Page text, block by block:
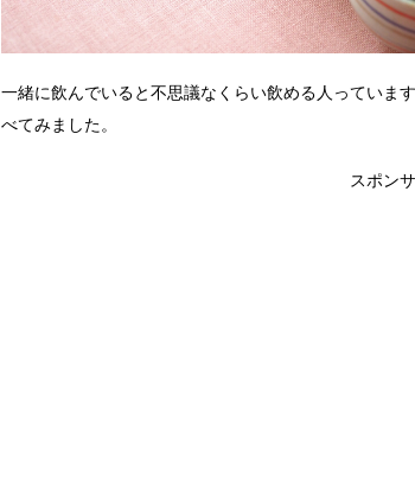
一緒に飲んでいると不思議なくらい飲める人っていま
べてみました。
スポン